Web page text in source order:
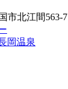
市北江間563-7
岡温泉